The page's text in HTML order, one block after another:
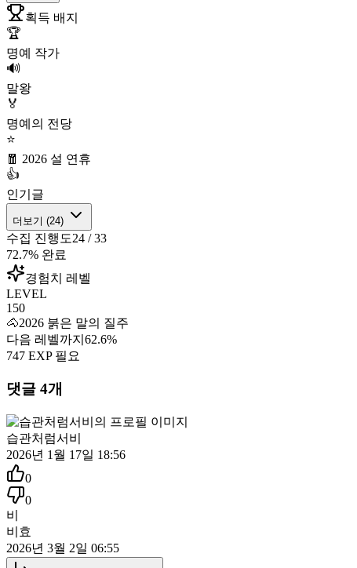
획득 배지
🏆
명예 작가
🔊
말왕
🏅
명예의 전당
⭐
🧧 2026 설 연휴
👍
인기글
더보기 (24)
수집 진행도24 /33
72.7% 완료
경험치 레벨
LEVEL
150
🐴2026 붉은 말의 질주
다음 레벨까지 62.6%
747 EXP 필요
댓글 4개
습관처럼서비
2026년 1월 17일 18:56
0
0
비
비효
2026년 3월 2일 06:55